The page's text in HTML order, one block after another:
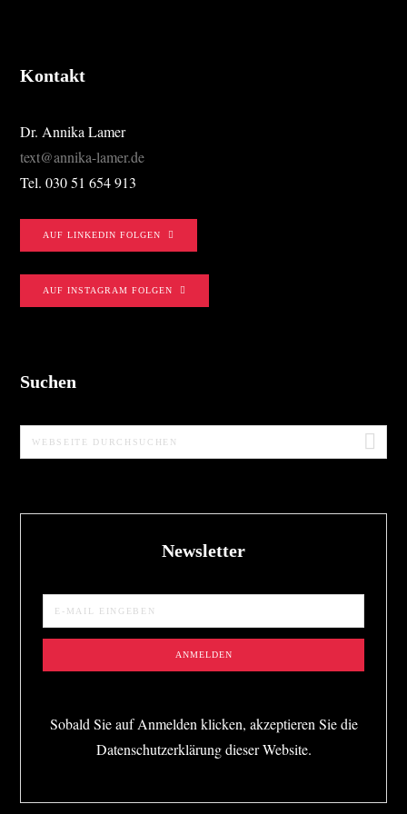
Kontakt
Dr. Annika Lamer
text@annika-lamer.de
Tel. 030 51 654 913
AUF LINKEDIN FOLGEN
AUF INSTAGRAM FOLGEN
Suchen
Webseite
durchsuchen
Newsletter
Sobald Sie auf Anmelden klicken, akzeptieren Sie die
Datenschutzerklärung dieser Website.